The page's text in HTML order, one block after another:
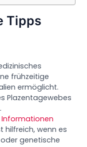
Tipps
frühzeitige
ermöglicht.
Plazentagewebes
hilfreich, wenn es
genetische